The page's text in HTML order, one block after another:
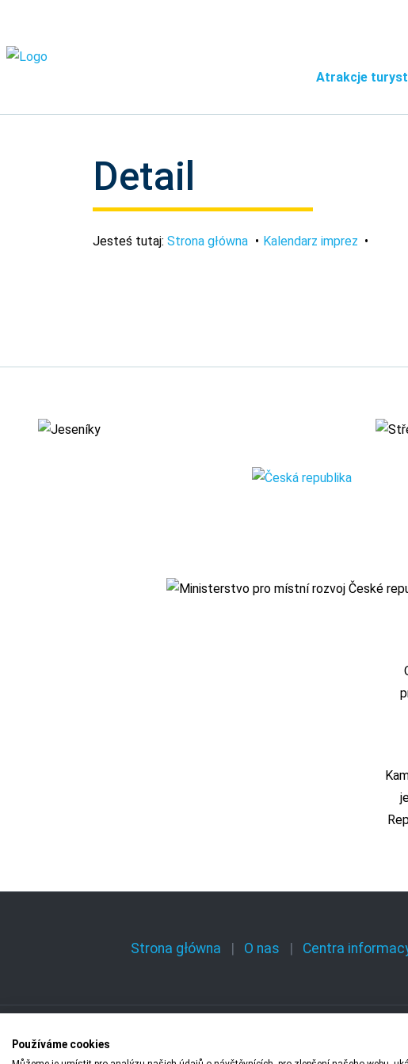
Atrakcje
Detail
Jesteś tutaj: Strona główna Kalendarz imprez
Strona główna O nas Centra
Copyright © 2009 – 1
Používáme cookies